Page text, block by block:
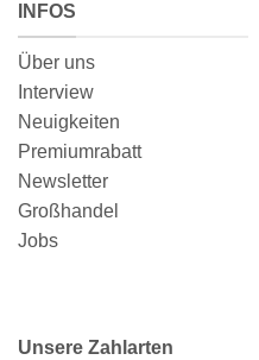
INFOS
Über uns
Interview
Neuigkeiten
Premiumrabatt
Newsletter
Großhandel
Jobs
Unsere Zahlarten